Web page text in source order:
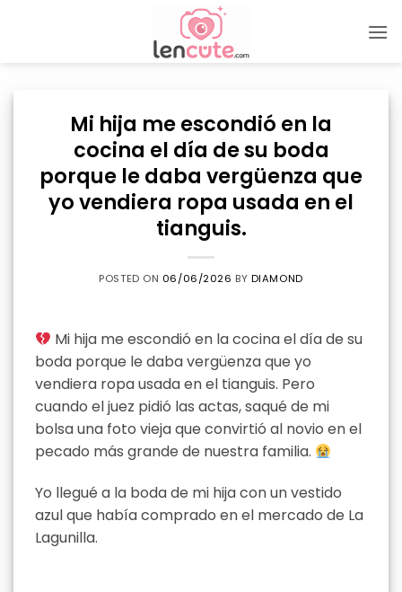
Mi hija me escondió en la
cocina el día de su boda
porque le daba vergüenza que
yo vendiera ropa usada en el
tianguis.
POSTED ON 06/06/2026 BY DIAMOND
Mi hija me escondió en la cocina el día de su
boda porque le daba vergüenza que yo
vendiera ropa usada en el tianguis. Pero
cuando el juez pidió las actas, saqué de mi
bolsa una foto vieja que convirtió al novio en el
pecado más grande de nuestra familia.
Yo llegué a la boda de mi hija con un vestido
azul que había comprado en el mercado de La
Lagunilla.